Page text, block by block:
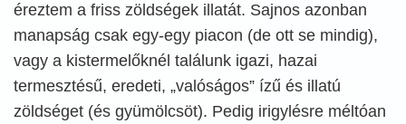
éreztem a friss zöldségek illatát. Sajnos azonban
manapság csak egy-egy piacon (de ott se mindig),
vagy a kistermelőknél találunk igazi, hazai
termesztésű, eredeti, „valóságos” ízű és illatú
zöldséget (és gyümölcsöt). Pedig irigylésre méltóan